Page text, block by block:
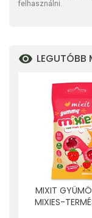
felhasználni.
LEGUTÓBB
MIXIT
MIXIES-